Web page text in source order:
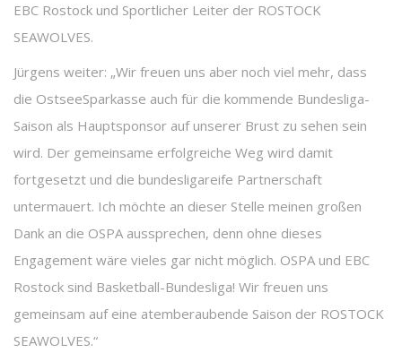
EBC Rostock und Sportlicher Leiter der ROSTOCK
SEAWOLVES.
Jürgens weiter: „Wir freuen uns aber noch viel mehr, dass
die OstseeSparkasse auch für die kommende Bundesliga-
Saison als Hauptsponsor auf unserer Brust zu sehen sein
wird. Der gemeinsame erfolgreiche Weg wird damit
fortgesetzt und die bundesligareife Partnerschaft
untermauert. Ich möchte an dieser Stelle meinen großen
Dank an die OSPA aussprechen, denn ohne dieses
Engagement wäre vieles gar nicht möglich. OSPA und EBC
Rostock sind Basketball-Bundesliga! Wir freuen uns
gemeinsam auf eine atemberaubende Saison der ROSTOCK
SEAWOLVES.“